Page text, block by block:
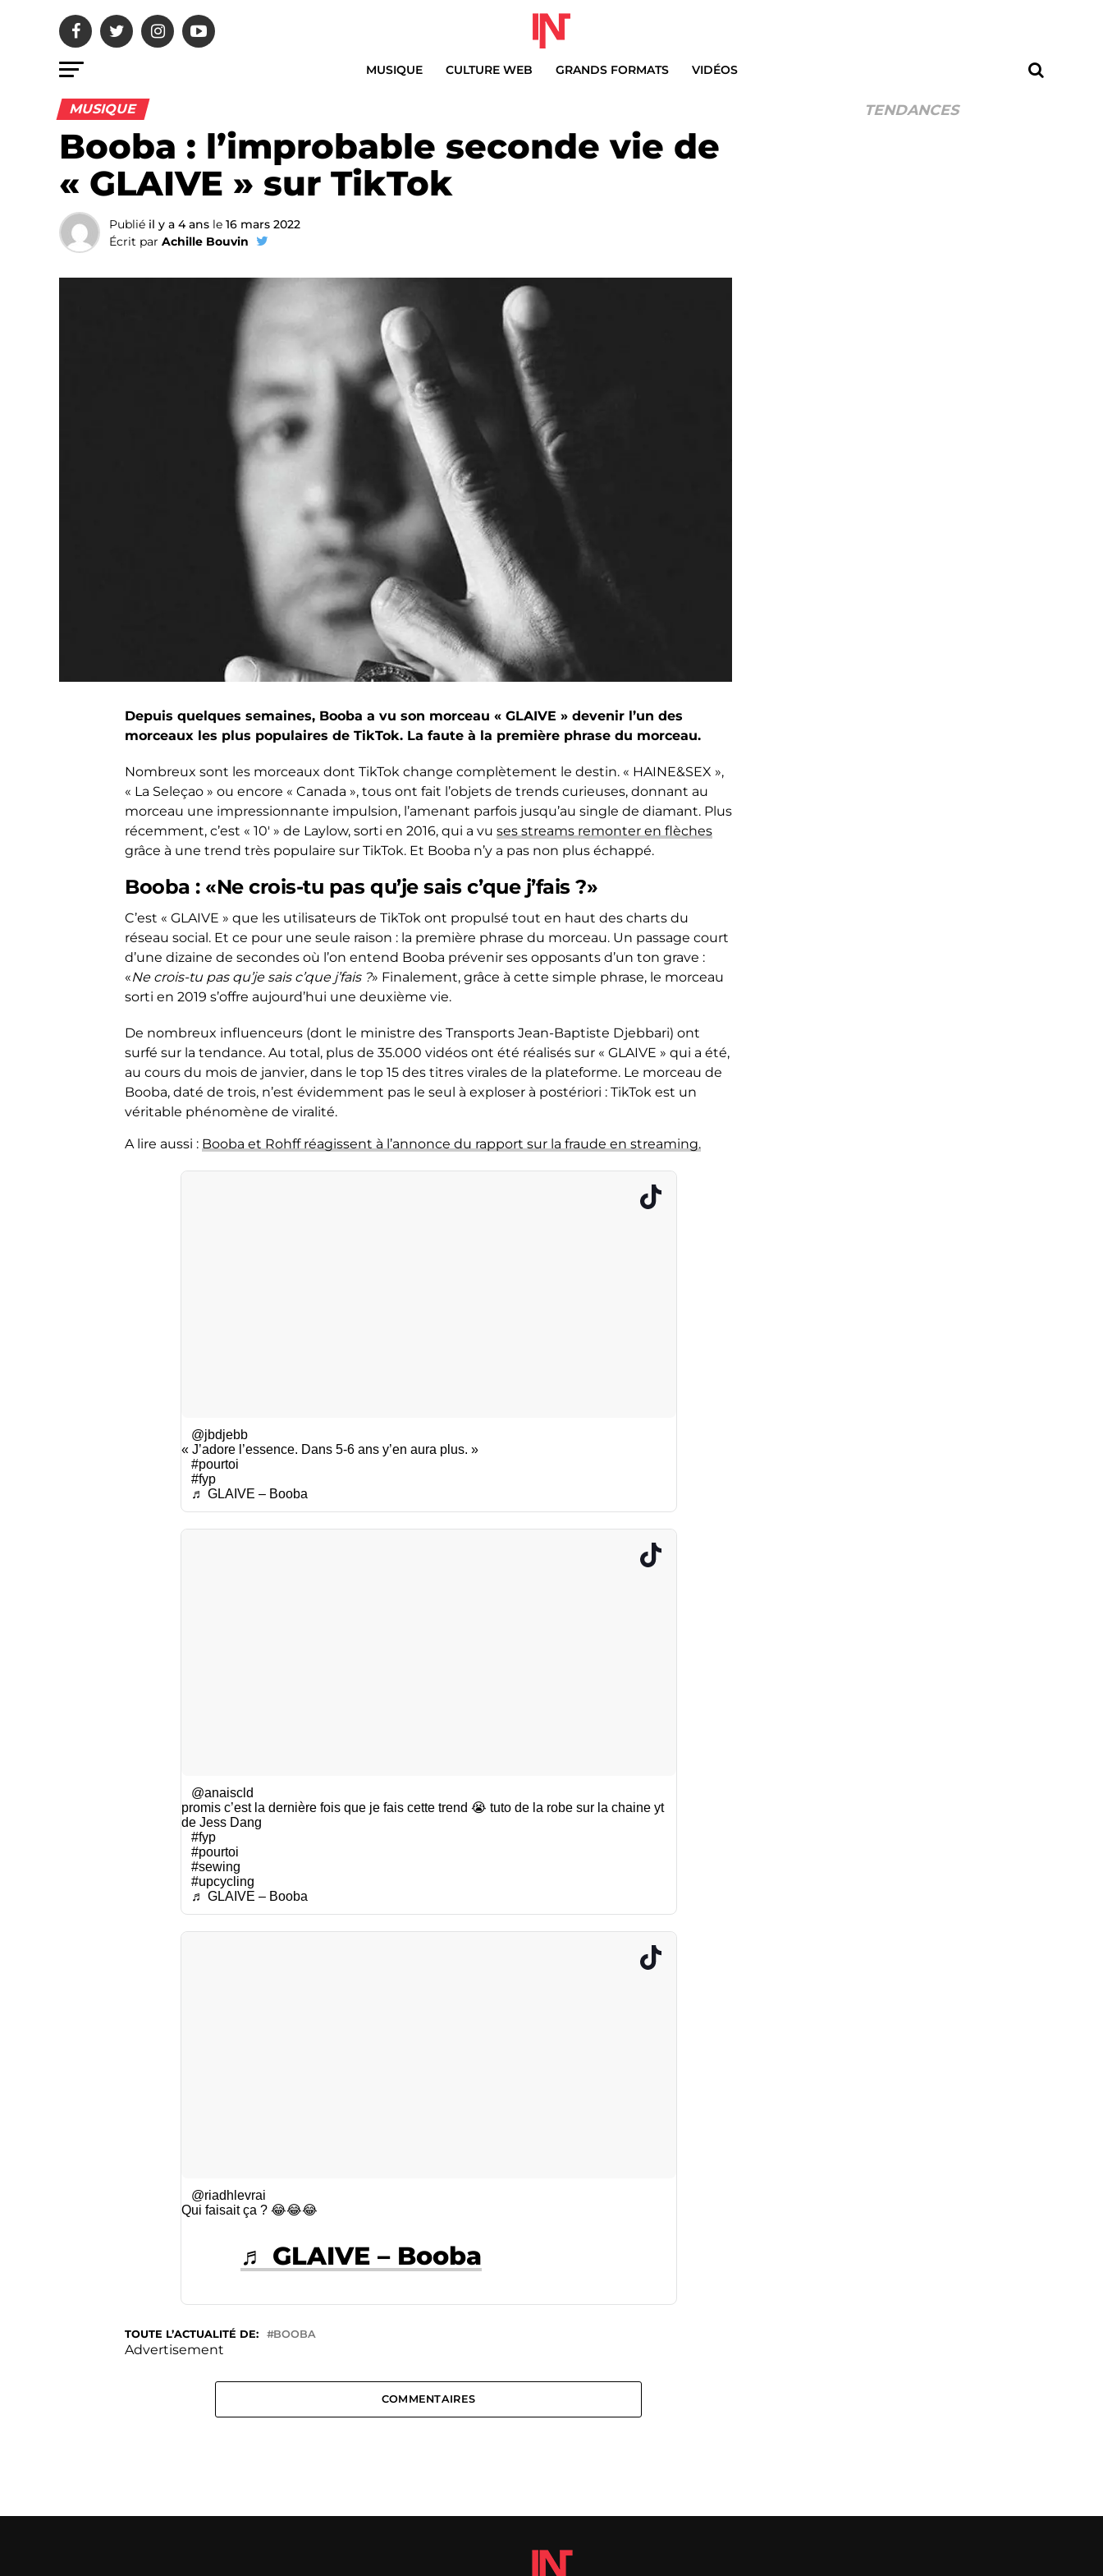
MUSIQUE CULTURE WEB GRANDS FORMATS VIDÉOS
MUSIQUE
Booba : l’improbable seconde vie de
« GLAIVE » sur TikTok
Publié il y a 4 ans le 16 mars 2022
Écrit par Achille Bouvin
Depuis quelques semaines, Booba a vu son morceau « GLAIVE » devenir l’un des
morceaux les plus populaires de TikTok. La faute à la première phrase du morceau.
Nombreux sont les morceaux dont TikTok change complètement le destin. « HAINE&SEX »,
« La Seleçao » ou encore « Canada », tous ont fait l’objets de trends curieuses, donnant au
morceau une impressionnante impulsion, l’amenant parfois jusqu’au single de diamant. Plus
récemment, c’est « 10′ » de Laylow, sorti en 2016, qui a vu ses streams remonter en flèches
grâce à une trend très populaire sur TikTok. Et Booba n’y a pas non plus échappé.
Booba : «Ne crois-tu pas qu’je sais c’que j’fais ?»
C’est « GLAIVE » que les utilisateurs de TikTok ont propulsé tout en haut des charts du
réseau social. Et ce pour une seule raison : la première phrase du morceau. Un passage court
d’une dizaine de secondes où l’on entend Booba prévenir ses opposants d’un ton grave :
«Ne crois-tu pas qu’je sais c’que j’fais ?» Finalement, grâce à cette simple phrase, le morceau
sorti en 2019 s’offre aujourd’hui une deuxième vie.
De nombreux influenceurs (dont le ministre des Transports Jean-Baptiste Djebbari) ont
surfé sur la tendance. Au total, plus de 35.000 vidéos ont été réalisés sur « GLAIVE » qui a été,
au cours du mois de janvier, dans le top 15 des titres virales de la plateforme. Le morceau de
Booba, daté de trois, n’est évidemment pas le seul à exploser à postériori : TikTok est un
véritable phénomène de viralité.
A lire aussi : Booba et Rohff réagissent à l’annonce du rapport sur la fraude en streaming.
@jbdjebb
« J’adore l’essence. Dans 5-6 ans y’en aura plus. »
#pourtoi
#fyp
♬ GLAIVE – Booba
@anaiscld
promis c’est la dernière fois que je fais cette trend 😭 tuto de la robe sur la chaine yt
de Jess Dang
#fyp
#pourtoi
#sewing
#upcycling
♬ GLAIVE – Booba
@riadhlevrai
Qui faisait ça ? 😂😂😂
♬ GLAIVE – Booba
TOUTE L’ACTUALITÉ DE: BOOBA
Advertisement
COMMENTAIRES
TENDANCES